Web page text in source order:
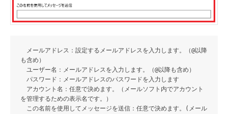
メールアドレス ：設定するメールアドレスを入力します。（@以降
も含め）
ユーザー名 ：メールアドレスを入力します。（@以降も含め）
パスワード ：メールアドレスのパスワードを入力します
アカウント名 ：任意で決めます。（メールソフト内でアカウント
を管理するための表示名です。）
この名前を使用してメッセージを送信 ：任意で決めます。(メール